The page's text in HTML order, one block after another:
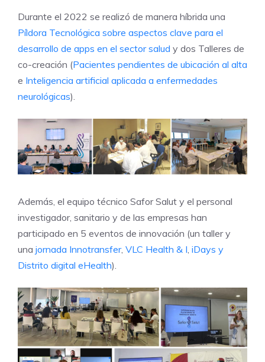
Durante el 2022 se realizó de manera híbrida una
Píldora Tecnológica sobre aspectos clave para el
desarrollo de apps en el sector salud y dos Talleres de
co-creación (Pacientes pendientes de ubicación al alta
e Inteligencia artificial aplicada a enfermedades
neurológicas).
Además, el equipo técnico Safor Salut y el personal
investigador, sanitario y de las empresas han
participado en 5 eventos de innovación (un taller y
una jornada Innotransfer, VLC Health & I iDays y
Distrito digital eHealth).